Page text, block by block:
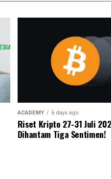
ACADEMY 6 days ago
Riset Kripto 27-31 Juli
Dihantam Tiga Sentimen!